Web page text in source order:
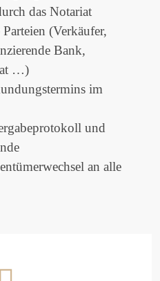
das Notariat
(Verkäufer,
Bank,
…)
im
und
an alle